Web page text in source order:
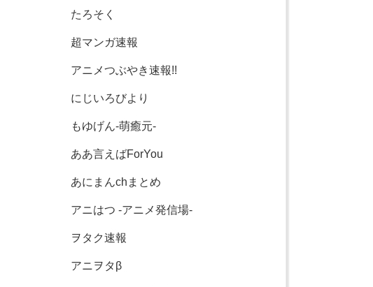
たろそく
超マンガ速報
アニメつぶやき速報!!
にじいろびより
もゆげん-萌癒元-
ああ言えばForYou
あにまんchまとめ
アニはつ -アニメ発信場-
ヲタク速報
アニヲタβ